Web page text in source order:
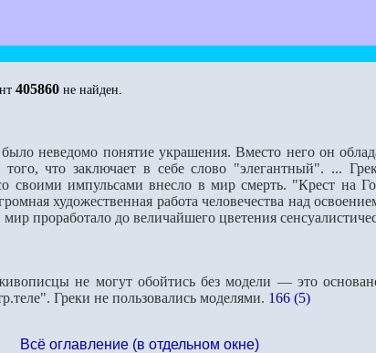
405860 не найден.
неведомо понятие украшения. Вместо него он
того, что заключает в себе слово "элегантный". ...
своими импульсами внесло в мир смерть. "Крест на
художественная работа человечества над
проработало до величайшего цветения
не могут обойтись без модели — это
Греки не пользовались моделями. 166 (5)
Всё оглавление (в отдельном окне)